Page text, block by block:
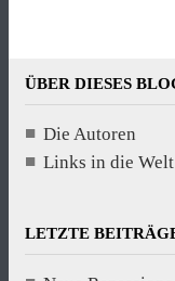
ÜBER DIESES
Die Autoren
Links in die Welt
LETZTE